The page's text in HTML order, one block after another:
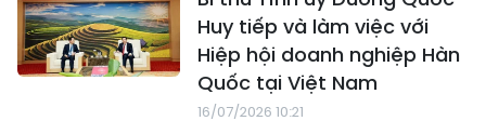
Huy tiếp và làm việc với
Hiệp hội doanh nghiệp Hàn
Quốc tại Việt Nam
16/07/2026 10:21